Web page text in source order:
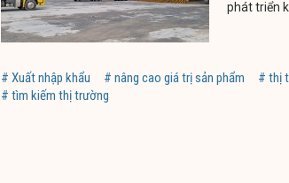
phát triển
# Xuất nhập khẩu # nâng cao giá trị sản phẩm # thị
# tìm kiếm thị trường